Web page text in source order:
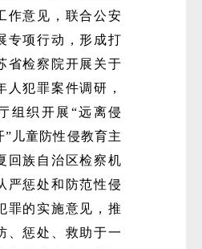
作意见，联合公安
专项行动，形成打
省检察院开展关于
人犯罪案件调研，
组织开展“远离侵
”儿童防性侵教育主
回族自治区检察机
严惩处和防范性侵
罪的实施意见，推
、惩处、救助于一